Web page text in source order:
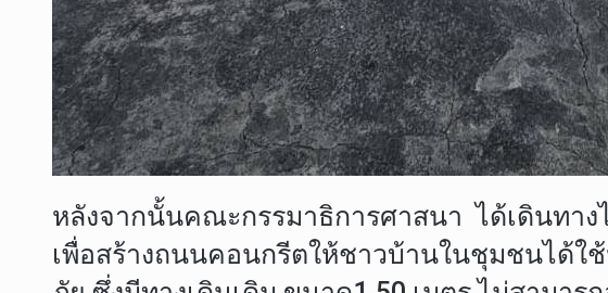
หลังจากนั้นคณะกรรมาธิการศาสนา ได้เดินทา
เพื่อสร้างถนนคอนกรีตให้ชาวบ้านในชุมชนได้ใ